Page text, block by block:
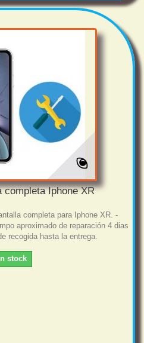
completa Iphone XR
completa para Iphone XR. -
aproximado de reparación 4 dias
recogida hasta la entrega.
stock